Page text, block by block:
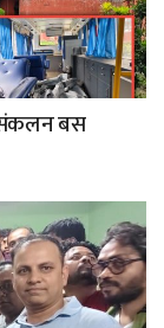
संकलन बस